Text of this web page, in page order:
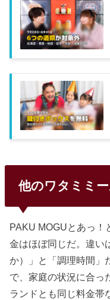
他のワタミミ
PAKU MOGUとあっ！
金はほぼ同じだ。違い
か）」と「調理時間」
で、家庭の状況に合っ
ランドとも同じ料金帯